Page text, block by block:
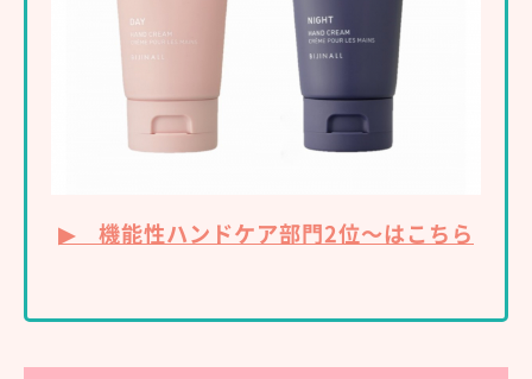
▶ 機能性ハンドケア部門2位～はこちら